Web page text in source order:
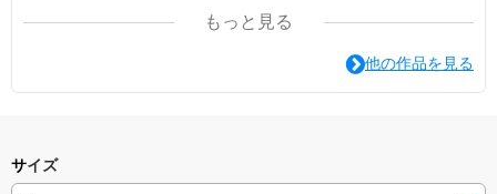
実物を見掛けたら声を掛けてください！幸せが訪れます！
もっと見る
他の作品を見る
サイズ